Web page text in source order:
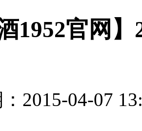
1952官网
2015-04-07